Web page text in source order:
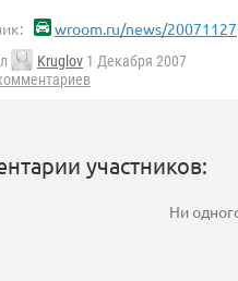
wroom.ru/news/20071127
Kruglov 1 Декабря 2007
участников:
Ни